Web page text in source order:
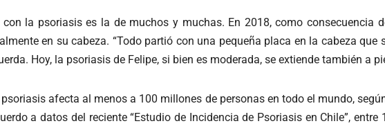
la psoriasis es la de muchos y muchas. En 2018, como consecuencia
en su cabeza. “Todo partió con una pequeña placa en la cabeza
Hoy, la psoriasis de Felipe, si bien es moderada, se extiende también a
afecta al menos a 100 millones de personas en todo el mundo,
a datos del reciente “Estudio de Incidencia de Psoriasis en Chile”,